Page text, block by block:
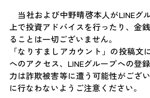
当社および中野晴啓本人がLINEグ
上で投資アドバイスを行ったり、金
ることは一切ございません。
「なりすましアカウント」の投稿文
へのアクセス、LINEグループへの登
力は詐欺被害等に遭う可能性がござ
に行なわないようご注意ください。